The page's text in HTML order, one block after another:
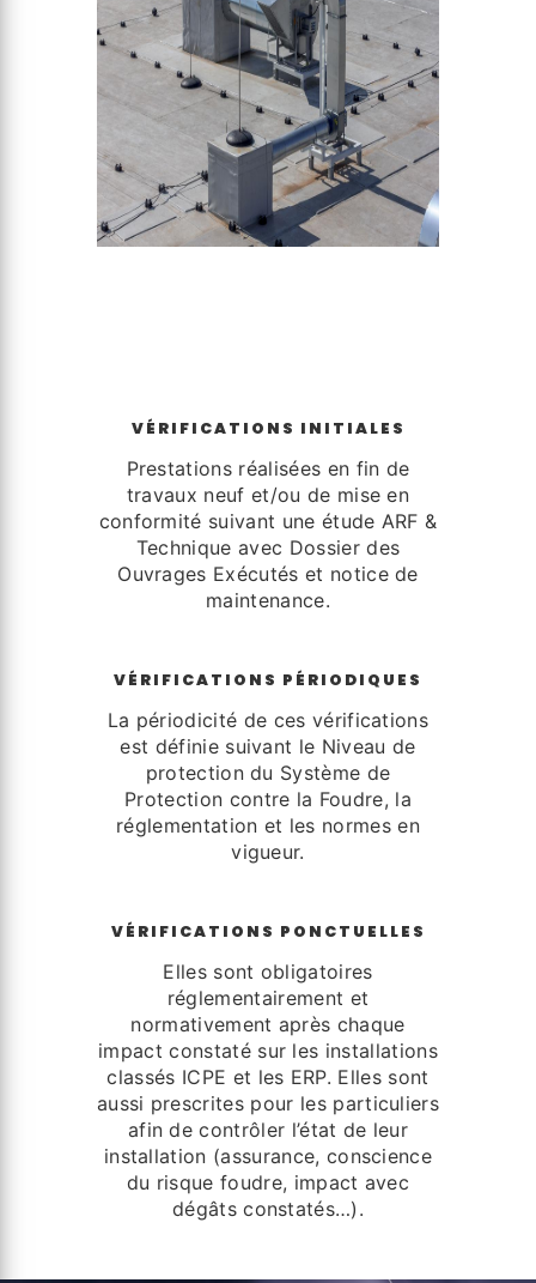
VÉRIFICATIONS INITIALES
Prestations réalisées en fin de
travaux neuf et/ou de mise en
conformité suivant une étude ARF &
Technique avec Dossier des
Ouvrages Exécutés et notice de
maintenance.
VÉRIFICATIONS PÉRIODIQUES
La périodicité de ces vérifications
est définie suivant le Niveau de
protection du Système de
Protection contre la Foudre, la
réglementation et les normes en
vigueur.
VÉRIFICATIONS PONCTUELLES
Elles sont obligatoires
réglementairement et
normativement après chaque
impact constaté sur les installations
classés ICPE et les ERP. Elles sont
aussi prescrites pour les particuliers
afin de contrôler l’état de leur
installation (assurance, conscience
du risque foudre, impact avec
dégâts constatés…).